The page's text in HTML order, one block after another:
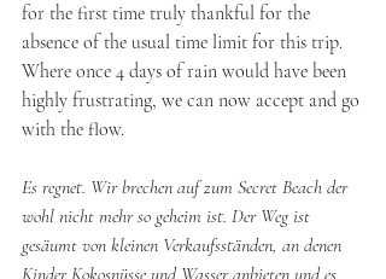
for the first time truly thankful for the
absence of the usual time limit for this trip.
Where once 4 days of rain would have been
highly frustrating, we can now accept and go
with the flow.
Es regnet. Wir brechen auf zum Secret Beach der
wohl nicht mehr so geheim ist. Der Weg ist
gesäumt von kleinen Verkaufsständen, an denen
Kinder Kokosnüsse und Wasser anbieten und es